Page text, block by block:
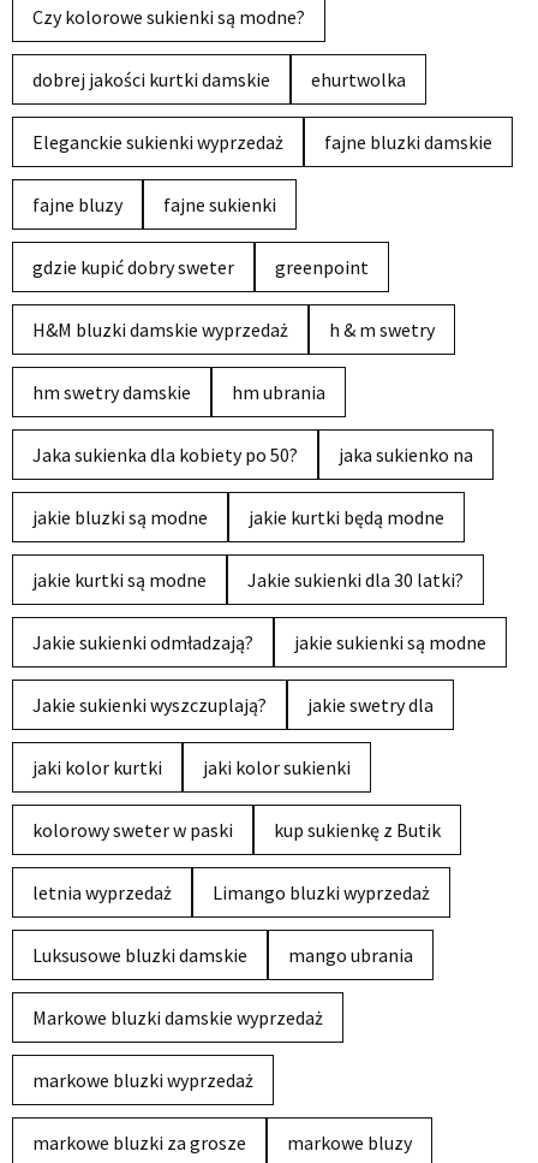
Czy kolorowe sukienki są modne?
dobrej jakości kurtki damskie ehurtwolka
Eleganckie sukienki wyprzedaż fajne bluzki damskie
fajne bluzy fajne sukienki
gdzie kupić dobry sweter greenpoint
H&M bluzki damskie wyprzedaż h & m swetry
hm swetry damskie hm ubrania
Jaka sukienka dla kobiety po 50? jaka sukienko na
jakie bluzki są modne jakie kurtki będą modne
jakie kurtki są modne Jakie sukienki dla 30 latki?
Jakie sukienki odmładzają? jakie sukienki są modne
Jakie sukienki wyszczuplają? jakie swetry dla
jaki kolor kurtki jaki kolor sukienki
kolorowy sweter w paski kup sukienkę z Butik
letnia wyprzedaż Limango bluzki wyprzedaż
Luksusowe bluzki damskie mango ubrania
Markowe bluzki damskie wyprzedaż
markowe bluzki wyprzedaż
markowe bluzki za grosze markowe bluzy